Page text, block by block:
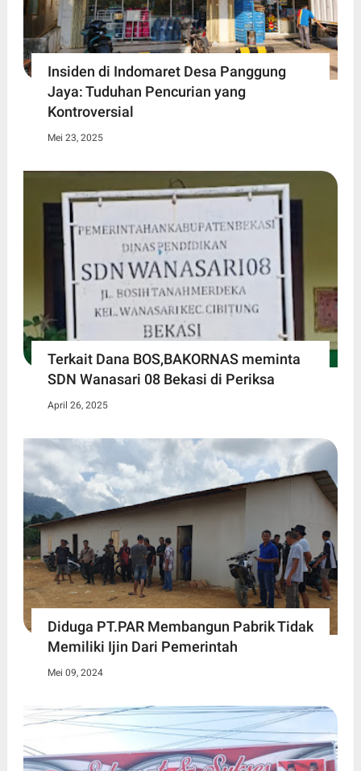
Insiden di Indomaret Desa Panggung
Jaya: Tuduhan Pencurian yang
Kontroversial
Mei 23, 2025
Terkait Dana BOS,BAKORNAS meminta
SDN Wanasari 08 Bekasi di Periksa
April 26, 2025
Diduga PT.PAR Membangun Pabrik Tidak
Memiliki Ijin Dari Pemerintah
Mei 09, 2024